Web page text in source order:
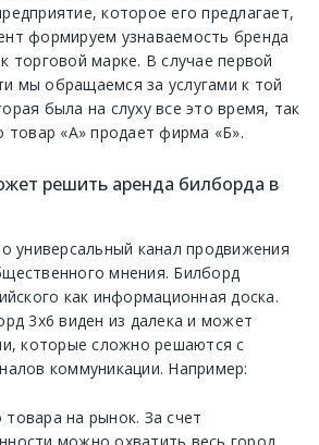
которое его предлагает,
формируем узнаваемость бренда
торговой марке. В случае первой
мы обращаемся за услугами к той
была на слуху все это время, так
товар «А» продает фирма «Б».
решить аренда билборда в
универсальный канал продвижения
мнения. Билборд
как информационная доска.
3х6 виден из далека и может
которые сложно решаются с
коммуникации. Например:
на рынок. За счет